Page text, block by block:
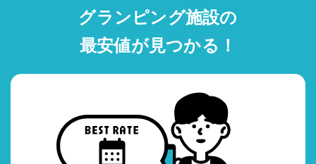
グランピング施設の
最安値が見つかる！